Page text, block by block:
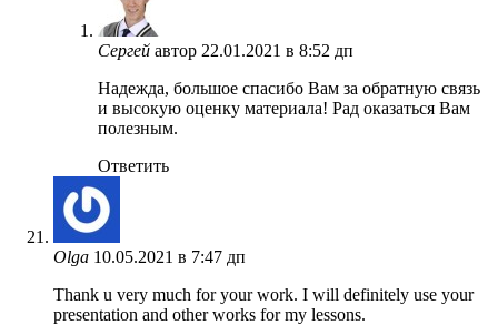
Сергей автор 22.01.2021 в 8:52 дп
Надежда, большое спасибо Вам за обратную связь
и высокую оценку материала! Рад оказаться Вам
полезным.
Ответить
Olga 10.05.2021 в 7:47 дп
Thank u very much for your work. I will definitely use your
presentation and other works for my lessons.